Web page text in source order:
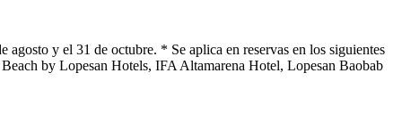
y el 31 de octubre. * Se aplica en reservas en los siguientes
by Lopesan Hotels, IFA Altamarena Hotel, Lopesan Baobab